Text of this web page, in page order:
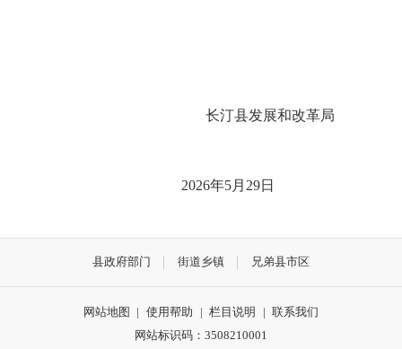
长汀县发展和改革局
2026年5月 29日
县政府部门 街道乡镇 兄弟县市区
网站地图 | 使用帮助 | 栏目说明 | 联系我们
网站标识码：3508210001